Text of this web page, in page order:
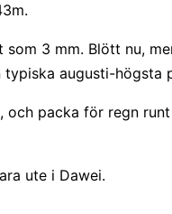
3 mm. Blött nu,
augusti-högsta
och packa för regn
ute i Dawei.